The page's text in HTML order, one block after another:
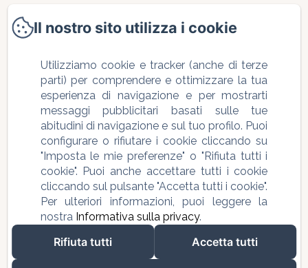
Verdolivo
Via Saletto, 2 - Traversa 1, Sale
Marasino, 25057, Italia
info@bbverdolivo.it
+39 335 6213165
CIN IT017169C18LL5AIW6
Terms & Conditions | Credits
Il nostro sito utilizza i cookie
Utilizziamo cookie e tracker (anche di terze
parti) per comprendere e ottimizzare la tua
esperienza di navigazione e per mostrarti
messaggi pubblicitari basati sulle tue
abitudini di navigazione e sul tuo profilo. Puoi
configurare o rifiutare i cookie cliccando su
"Imposta le mie preferenze" o "Rifiuta tutti i
cookie". Puoi anche accettare tutti i cookie
cliccando sul pulsante "Accetta tutti i cookie".
Per ulteriori informazioni, puoi leggere la
nostra Informativa sulla privacy.
Rifiuta tutti Accetta tutti